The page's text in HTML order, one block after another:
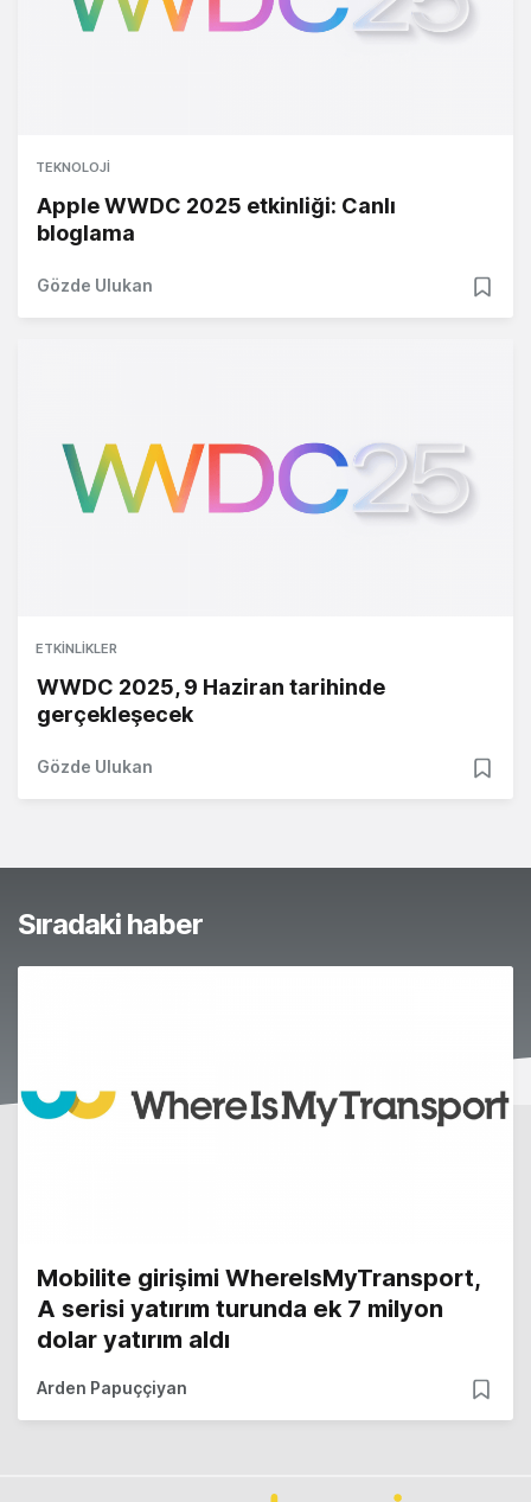
TEKNOLOJI
Apple WWDC 2025 etkinliği: Canlı
bloglama
Gözde Ulukan
ETKINLIKLER
WWDC 2025, 9 Haziran tarihinde
gerçekleşecek
Gözde Ulukan
Sıradaki haber
Mobilite girişimi WhereIsMyTransport,
A serisi yatırım turunda ek 7 milyon
dolar yatırım aldı
Arden Papuççiyan